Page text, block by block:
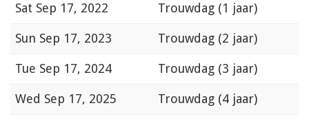
Sat Sep 17, 2022 Trouwdag (1 jaar)
Sun Sep 17, 2023 Trouwdag (2 jaar)
Tue Sep 17, 2024 Trouwdag (3 jaar)
Wed Sep 17, 2025 Trouwdag (4 jaar)